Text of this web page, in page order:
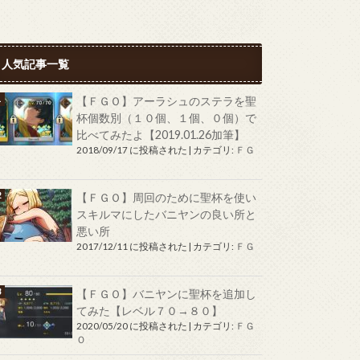
人気記事一覧
【ＦＧＯ】アーラシュのステラを聖
杯個数別（１０個、１個、０個）で
比べてみたよ【2019.01.26加筆】
2018/09/17 に投稿された カテゴリ: ＦＧ
【ＦＧＯ】周回のために聖杯を使い
スキルマにしたバニヤンの良い所と
悪い所
2017/12/11 に投稿された | カテゴリ: ＦＧ
【ＦＧＯ】バニヤンに聖杯を追加し
てみた【レベル７０→８０】
2020/05/20 に投稿された | カテゴリ: ＦＧ
Ｏ